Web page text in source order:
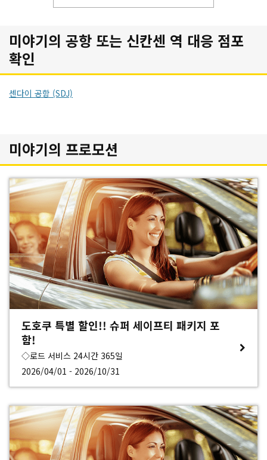
미야기의 공항 또는 신칸센 역 대응 점포
확인
센다이 공항 (SDJ)
미야기의 프로모션
도호쿠 특별 할인!! 슈퍼 세이프티 패키지 포
함!
◇로드 서비스 24시간 365일
2026/04/01 - 2026/10/31